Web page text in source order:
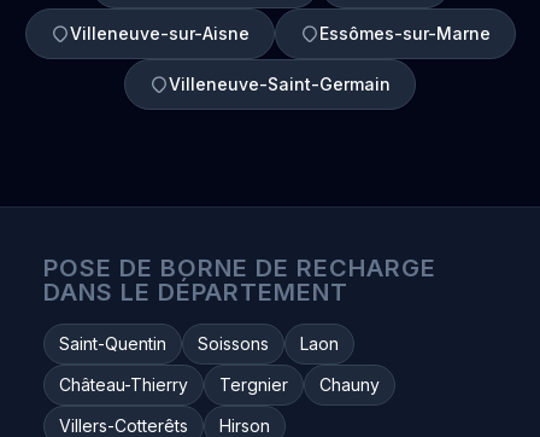
Villeneuve-sur-Aisne Essômes-sur-Marne
Villeneuve-Saint-Germain
POSE DE BORNE DE RECHARGE
DANS LE DÉPARTEMENT
Saint-Quentin Soissons
Laon
Château-Thierry
Tergnier
Chauny
Villers-Cotterêts
Hirson